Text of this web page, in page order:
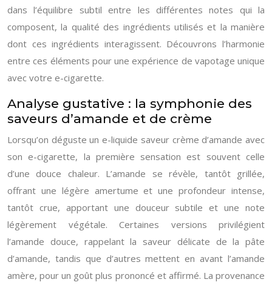
dans l’équilibre subtil entre les différentes notes qui la
composent, la qualité des ingrédients utilisés et la manière
dont ces ingrédients interagissent. Découvrons l’harmonie
entre ces éléments pour une expérience de vapotage unique
avec votre e-cigarette.
Analyse gustative : la symphonie des
saveurs d’amande et de crème
Lorsqu’on déguste un e-liquide saveur crème d’amande avec
son e-cigarette, la première sensation est souvent celle
d’une douce chaleur. L’amande se révèle, tantôt grillée,
offrant une légère amertume et une profondeur intense,
tantôt crue, apportant une douceur subtile et une note
légèrement végétale. Certaines versions privilégient
l’amande douce, rappelant la saveur délicate de la pâte
d’amande, tandis que d’autres mettent en avant l’amande
amère, pour un goût plus prononcé et affirmé. La provenance